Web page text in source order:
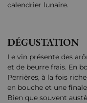
calendrier lunaire.
DÉGUSTATION
Le vin présente des
et de beurre frais. En
Perrières, à la fois
en bouche et une
Bien que souvent